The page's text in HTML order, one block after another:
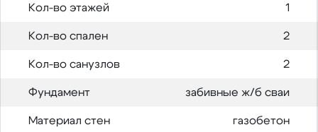
Кол-во этажей 1
Кол-во спален 2
Кол-во санузлов 2
Фундамент забивные ж/б сваи
Материал стен газобетон